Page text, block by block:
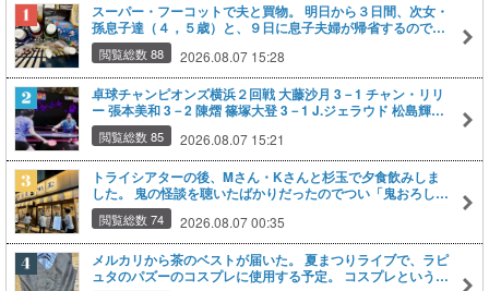
スーパー・フーコットで夫と買物。 明日から３日間、次女・
孫息子達（４，５歳）と、９日に息子夫婦が帰省するので買
い出しｗ かき氷も食べたいと言うので、氷蜜をいろいろ買い
込んだ。カラフルに全色ｗ 夫は宇治金時がいいと言うし、果
肉入りもあったから、それも買ったｗ
閲覧総数 88 2026.08.07 15:28
卓球チャンピオンズ横浜２回戦 大藤沙月 3－1 チャン・リリ
ー 張本美和 3－2 陳熠 篠塚大登 3－1 J.ジェラウド 松島輝空
3－0 A.リン
閲覧総数 85 2026.08.07 15:21
トライシアターの後、Mさん・Kさんと杉玉で夕食飲みしま
した。 鬼の怪談を聴いたばかりだったのでつい「鬼おろしパ
インサワー」を注文。 自分で搾るのじゃなくて酔ったｗ お
酒も、おつまみも割と安い。というか、安いのばかり注文し
たんだけどねｗ 美味しかったし、いろいろ話せて楽しかった
です。
閲覧総数 74 2026.08.07 00:35
メルカリから茶のベストが届いた。 夏まつりライブで、ラピ
ュタのパズーのコスプレに使用する予定。 コスプレというよ